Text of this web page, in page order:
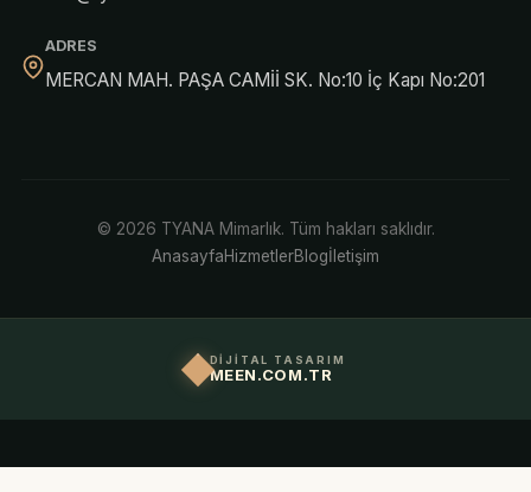
ADRES
MERCAN MAH. PAŞA CAMİİ SK. No:10 İç Kapı No:201
© 2026 TYANA Mimarlık. Tüm hakları saklıdır.
AnasayfaHizmetlerBlogİletişim
DİJİTAL TASARIM
MEEN.COM.TR